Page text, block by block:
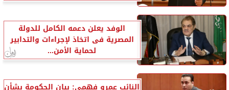
الوفد يعلن دعمه الكامل للدولة
المصرية فى اتخاذ لإجراءات والتدابير
لحماية الأمن...
النائب عمرو فهمي: بيان الحكومة بشأن